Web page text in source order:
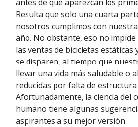
antes de que aparezcan los
Resulta que solo una cuarta
nosotros cumplimos con
año. No obstante, eso no impide
las ventas de bicicletas estáticas
se disparen, al tiempo que
llevar una vida más saludable o
reducidas por falta de
Afortunadamente, la ciencia del
humano tiene algunas
aspirantes a su mejor versión.